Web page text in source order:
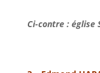
Ci-contre : église